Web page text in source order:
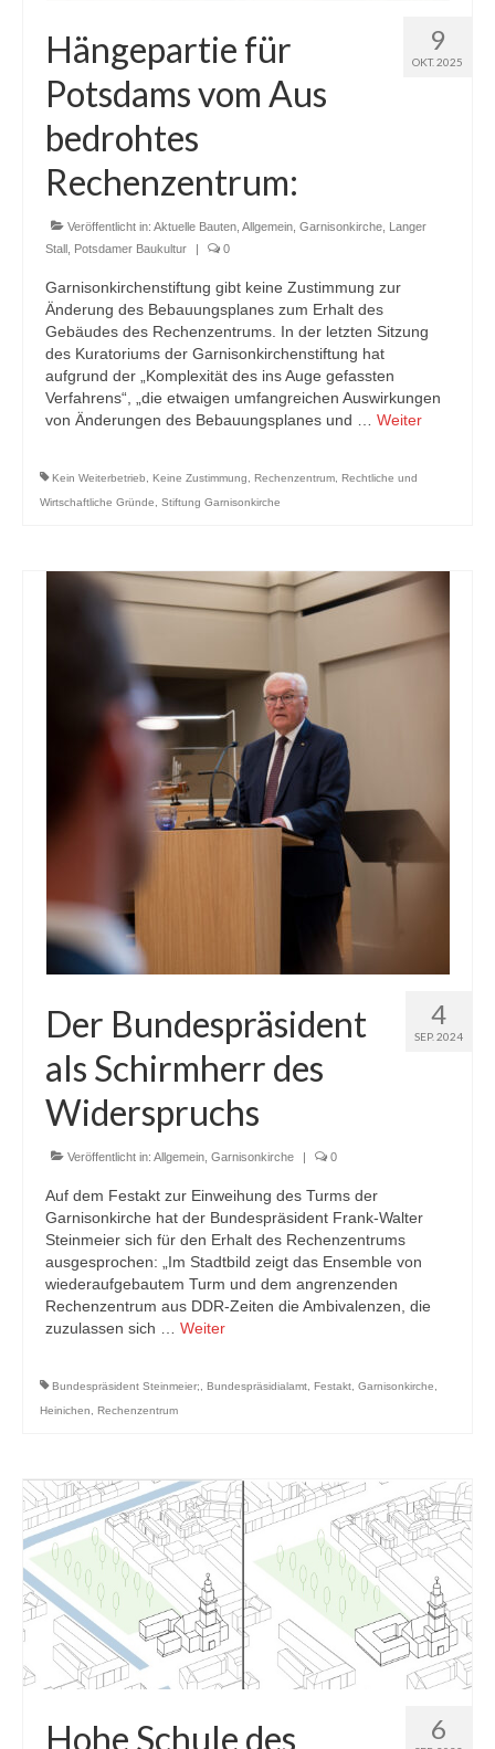
9
OKT. 2025
Hängepartie für
Potsdams vom Aus
bedrohtes
Rechenzentrum:
Veröffentlicht in: Aktuelle Bauten Allgemein Garnisonkirche Langer
Stall Potsdamer Baukultur | 0
Garnisonkirchenstiftung gibt keine Zustimmung zur
Änderung des Bebauungsplanes zum Erhalt des
Gebäudes des Rechenzentrums. In der letzten Sitzung
des Kuratoriums der Garnisonkirchenstiftung hat
aufgrund der „Komplexität des ins Auge gefassten
Verfahrens“, „die etwaigen umfangreichen Auswirkungen
von Änderungen des Bebauungsplanes und … Weiter
Kein Weiterbetrieb Keine Zustimmung Rechenzentrum Rechtliche und
Wirtschaftliche Gründe
Stiftung Garnisonkirche
4
SEP. 2024
Der Bundespräsident
als Schirmherr des
Widerspruchs
Veröffentlicht in: Allgemein Garnisonkirche | 0
Auf dem Festakt zur Einweihung des Turms der
Garnisonkirche hat der Bundespräsident Frank-Walter
Steinmeier sich für den Erhalt des Rechenzentrums
ausgesprochen: „Im Stadtbild zeigt das Ensemble von
wiederaufgebautem Turm und dem angrenzenden
Rechenzentrum aus DDR-Zeiten die Ambivalenzen, die
zuzulassen sich … Weiter
Bundespräsident Steinmeier; Bundespräsidialamt Festakt Garnisonkirche
Heinichen
Rechenzentrum
6
Hohe Schule des